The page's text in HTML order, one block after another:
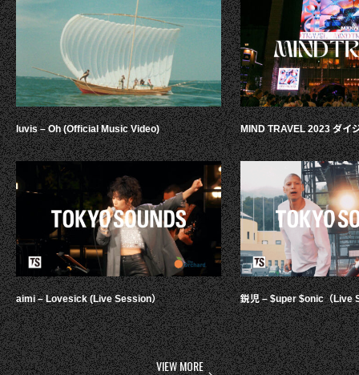
luvis – Oh (Official Music Video)
aimi – Lovesick (Live Session）
MIND TRAVEL 2023 ダイ
鋭児 – $uper $onic（Live
VIEW MORE